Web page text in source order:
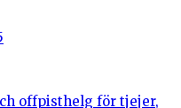
offpisthelg för tjejer,